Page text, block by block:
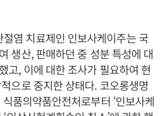
염 치료제인 인보사케이주는 국
생산, 판매하던 중 성분 특성에 대
고, 이에 대한 조사가 필요하여 현
으로 중지한 상태다. 코오롱생명
품의약품안전처로부터 ‘인보사케